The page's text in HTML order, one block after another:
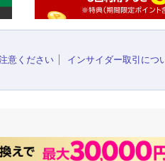
意ください インサイダー取引につ